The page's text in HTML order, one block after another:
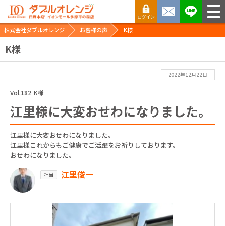
株式会社ダブルオレンジ お客様の声 K様
K様
2022年12月22日
Vol.182 K様
江里様に大変おせわになりました。
江里様に大変おせわになりました。
江里様これからもご健康でご活躍をお祈りしております。
おせわになりました。
担当 江里俊一